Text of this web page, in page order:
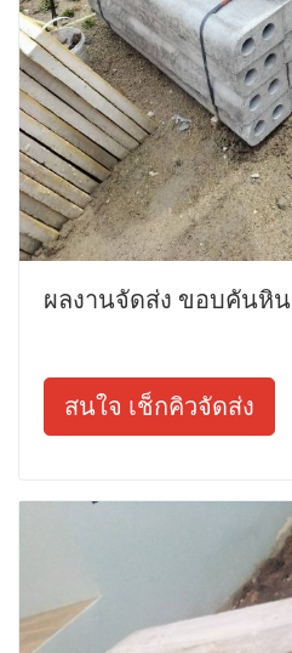
ผลงานจัดส่ง ขอบคันหิน
สนใจ เช็กคิวจัดส่ง